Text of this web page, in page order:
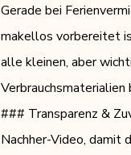
Gerade bei
makellos vorbereitet
alle kleinen, aber
### Transparenz &
Nachher-Video, damit